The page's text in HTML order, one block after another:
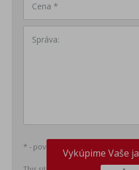
Vykúpime Vaše
Cena *
Správa:
* - povinná položka; ** -